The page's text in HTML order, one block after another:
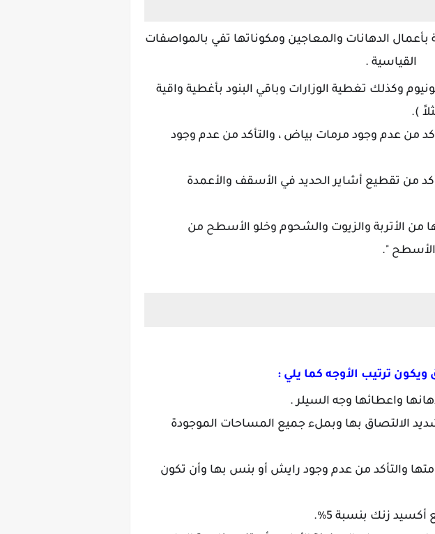
بأعمال الدهانات والمعاجين ومكوناتها تفي بالمواصفات
القياسية .
وكذلك تغطية الوزارات وباقي البنود بأغطية واقية
).
من عدم وجود مرمات بياض ، والتأكد من عدم وجود
من تقطيع أشاير الحديد في الأسقف والأعمدة
من الأتربة والزيوت والشحوم وخلو الأسطح من
الأسطح ".
ترتيب الأوجه كما يلي :
الالتصاق بها وبملء جميع المساحات الموجودة
والتأكد من عدم وجود رايش أو بنس بها وأن تكون